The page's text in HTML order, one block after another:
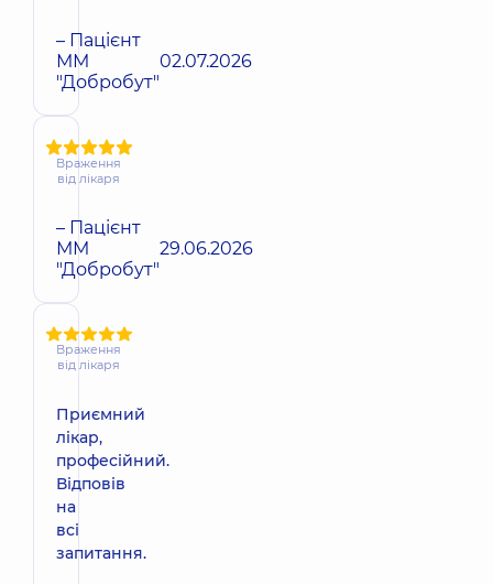
– Пацієнт
ММ
"Добробут"
02.07.2026
Враження
від лікаря
– Пацієнт
ММ
"Добробут"
29.06.2026
Враження
від лікаря
Приємний
лікар,
професійний.
Відповів
на
всі
запитання.